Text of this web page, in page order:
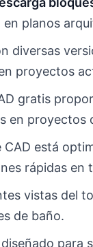
en planos
diversas
proyectos
gratis
en proyectos
CAD está
rápidas en
vistas del
de baño.
para